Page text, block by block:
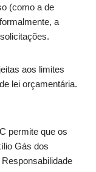
(como a de
a
aos limites
lei orçamentária.
permite que os
Gás dos
Responsabilidade